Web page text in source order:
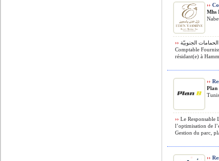
››
Mhs
›› منتزه الحمامات الجنوبيّة MHS Eden Yasmine Resort et Spa recrute
Comptable
résidant(e) à
››
Plan
›› Le Responsable
l’optimisation de
Gestion du parc,
››